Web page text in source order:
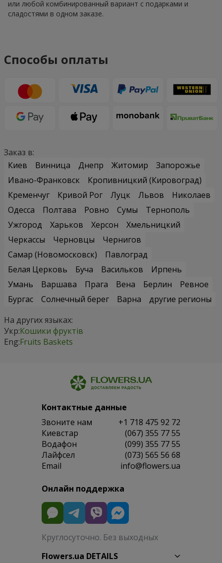
или любой комбинированный вариант с подарками и
сладостями в одном заказе.
Способы оплаты
Заказ в:
Киев
Винница Днепр Житомир
Запорожье
Ивано-Франковск
Кропивницкий (Кировоград)
Кременчуг
Кривой Рог Луцк Львов
Николаев
Одесса
Полтава Ровно Сумы
Тернополь
Ужгород
Харьков Херсон
Хмельницкий
Черкассы
Черновцы
Чернигов
Самар (Новомосковск)
Павлоград
Белая Церковь
Буча Васильков
Ирпень
Умань
Варшава Прага Вена Берлин
Ревное
Бургас
Солнечный берег Варна
другие регионы
На других языках:
Укр:Кошики фруктів
Eng:Fruits Baskets
Контактные данные
Звоните нам
+1 718 475 92 72
Киевстар
(067) 355 77 55
Водафон
(099) 355 77 55
Лайфсел
(073) 565 56 68
Email
info@flowers.ua
Онлайн поддержка
Круглосуточно. Без выходных
Flowers.ua DETAILS